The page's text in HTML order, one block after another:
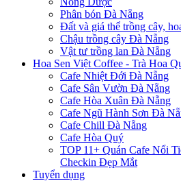
Phân bón Đà Nẵng
Đất và giá thể trồng cây,
Chậu trồng cây Đà Nẵng
Vật tư trồng lan Đà Nẵng
Hoa Sen Việt Coffee - Trà Hoa
Cafe Nhiệt Đới Đà Nẵng
Cafe Sân Vườn Đà Nẵng
Cafe Hòa Xuân Đà Nẵng
Cafe Ngũ Hành Sơn Đà
Cafe Chill Đà Nẵng
Cafe Hòa Quý
TOP 11+ Quán Cafe Nổi
Checkin Đẹp Mắt
Tuyển dụng